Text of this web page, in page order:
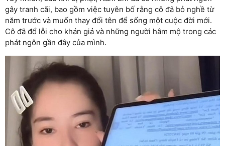
gây tranh cãi, bao gồm việc tuyên bố rằng cô đã bỏ nghề từ
năm trước và muốn thay đổi tên để sống một cuộc đời mới.
Cô đã đổ lỗi cho khán giả và những người hâm mộ trong các
phát ngôn gần đây của mình.